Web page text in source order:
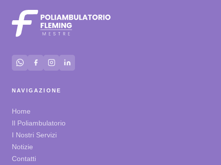
NAVIGAZIONE
Home
Il Poliambulatorio
I Nostri Servizi
Notizie
Contatti